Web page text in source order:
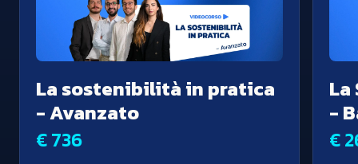
La sostenibilità in pratica
- Avanzato
€ 736
-
€